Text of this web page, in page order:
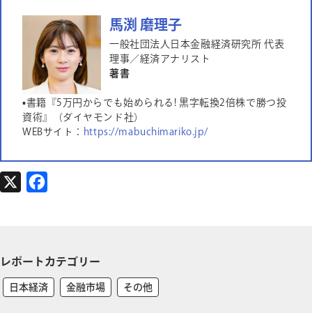
馬渕 磨理子
一般社団法人日本金融経済研究所 代表
理事／経済アナリスト
著書
▪書籍『5万円からでも始められる! 黒字転換2倍株で勝つ投
資術』（ダイヤモンド社）
WEBサイト：
https://mabuchimariko.jp/
b
o
レポートカテゴリー
日本経済 金融市場 その他